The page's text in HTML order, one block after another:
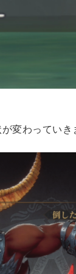
変わっていき